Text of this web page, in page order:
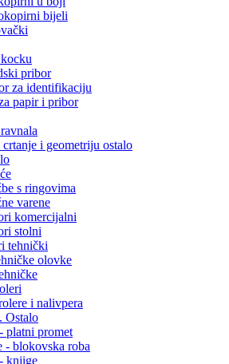
bijeli
pribor
za identifikaciju
papir i pribor
i geometriju ostalo
s ringovima
varene
komercijalni
stolni
tehnički
olovke
i nalivpera
Ostalo
platni promet
- blokovska roba
knjige